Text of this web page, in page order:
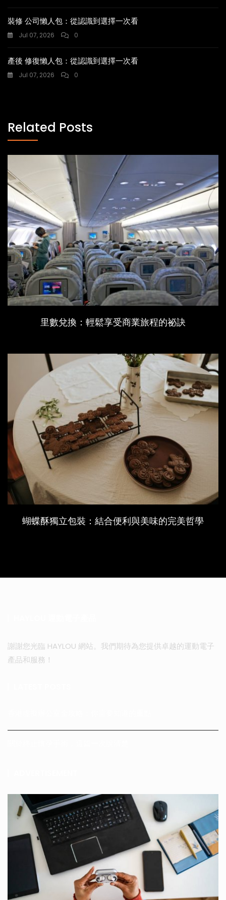
裝修 公司懶人包：從認識到選擇一次看
Jul 07, 2026 0
產後 修復懶人包：從認識到選擇一次看
Jul 07, 2026 0
Related Posts
里數兌換：輕鬆享受商業旅程的祕訣
蝴蝶酥獨立包裝：結合便利與美味的完美哲學
謝謝您光臨 HAYLOU 網站。我們期待為您提供卓越的運動電子
產品和服務！